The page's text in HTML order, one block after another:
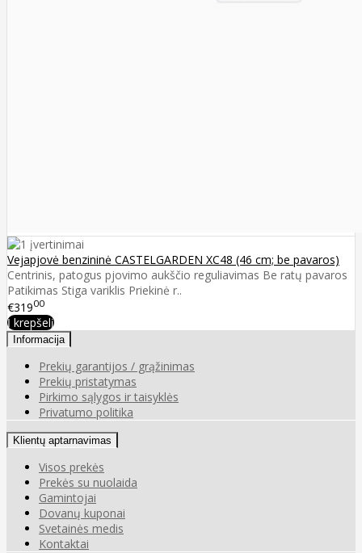
Vejapjovė benzininė CASTELGARDEN XC48 (46 cm; be pavaros)
Centrinis, patogus pjovimo aukščio reguliavimas Be ratų pavaros
Patikimas Stiga variklis Priekinė r..
€31900
Į krepšelį
Informacija
Prekių garantijos / grąžinimas
Prekių pristatymas
Pirkimo sąlygos ir taisyklės
Privatumo politika
Klientų aptarnavimas
Visos prekės
Prekės su nuolaida
Gamintojai
Dovanų kuponai
Svetainės medis
Kontaktai